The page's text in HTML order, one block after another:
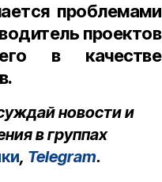
проблемами
проектов
в качестве
новости и
в группах
, Telegram.